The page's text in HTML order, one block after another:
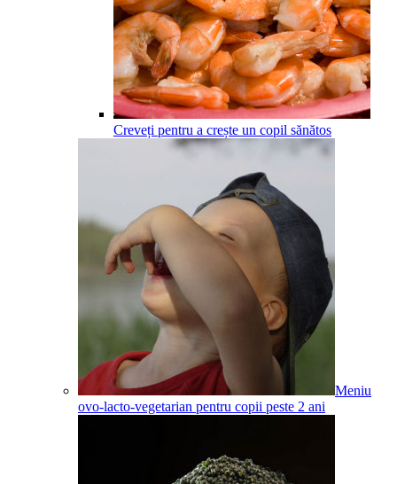
Creveți pentru a crește un copil sănătos
Meniu
ovo-lacto-vegetarian pentru copii peste 2 ani